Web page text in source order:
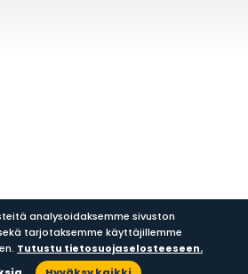
analysoidaksemme sivuston
tarjotaksemme käyttäjillemme
Tutustu tietosuojaselosteeseen.